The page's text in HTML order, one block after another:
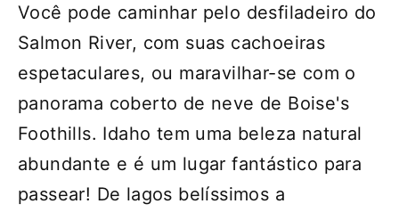
Você pode caminhar pelo desfiladeiro do
Salmon River, com suas cachoeiras
espetaculares, ou maravilhar-se com o
panorama coberto de neve de Boise's
Foothills. Idaho tem uma beleza natural
abundante e é um lugar fantástico para
passear! De lagos belíssimos a